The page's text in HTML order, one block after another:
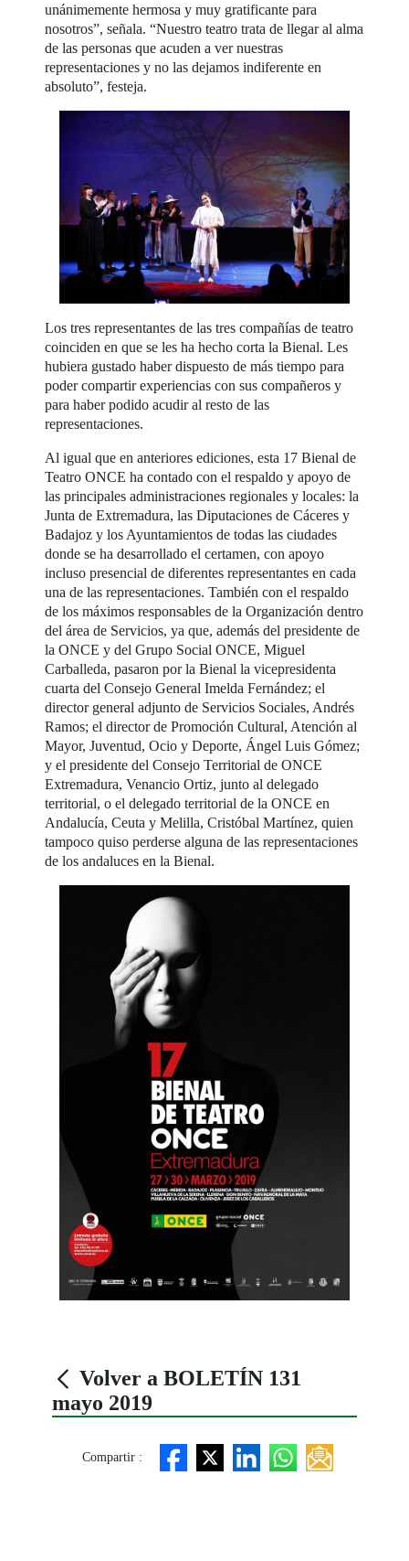
unánimemente hermosa y muy gratificante para
nosotros”, señala. “Nuestro teatro trata de llegar al alma
de las personas que acuden a ver nuestras
representaciones y no las dejamos indiferente en
absoluto”, festeja.
Los tres representantes de las tres compañías de teatro
coinciden en que se les ha hecho corta la Bienal. Les
hubiera gustado haber dispuesto de más tiempo para
poder compartir experiencias con sus compañeros y
para haber podido acudir al resto de las
representaciones.
Al igual que en anteriores ediciones, esta 17 Bienal de
Teatro ONCE ha contado con el respaldo y apoyo de
las principales administraciones regionales y locales: la
Junta de Extremadura, las Diputaciones de Cáceres y
Badajoz y los Ayuntamientos de todas las ciudades
donde se ha desarrollado el certamen, con apoyo
incluso presencial de diferentes representantes en cada
una de las representaciones. También con el respaldo
de los máximos responsables de la Organización dentro
del área de Servicios, ya que, además del presidente de
la ONCE y del Grupo Social ONCE, Miguel
Carballeda, pasaron por la Bienal la vicepresidenta
cuarta del Consejo General Imelda Fernández; el
director general adjunto de Servicios Sociales, Andrés
Ramos; el director de Promoción Cultural, Atención al
Mayor, Juventud, Ocio y Deporte, Ángel Luis Gómez;
y el presidente del Consejo Territorial de ONCE
Extremadura, Venancio Ortiz, junto al delegado
territorial, o el delegado territorial de la ONCE en
Andalucía, Ceuta y Melilla, Cristóbal Martínez, quien
tampoco quiso perderse alguna de las representaciones
de los andaluces en la Bienal.
Volver a BOLETÍN 131
mayo 2019
Compartir :